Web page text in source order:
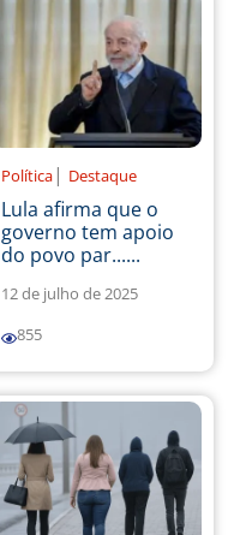
Política | Destaque
Lula afirma que o
governo tem apoio
do povo par......
12 de julho de 2025
855